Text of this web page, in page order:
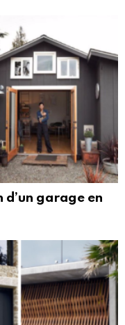
garage en